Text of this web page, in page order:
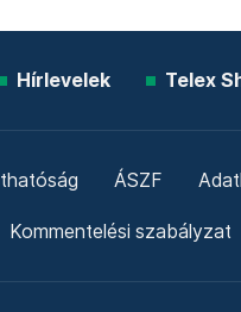
Hírlevelek Telex
ÁSZF
Kommentelési szabályzat